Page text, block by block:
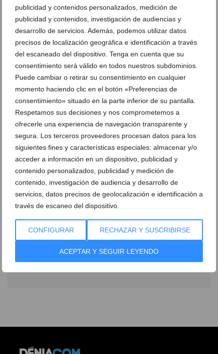
publicidad y contenidos personalizados, medición de
publicidad y contenidos, investigación de audiencias y
desarrollo de servicios. Además, podemos utilizar datos
precisos de localización geográfica e identificación a través
del escaneado del dispositivo. Tenga en cuenta que su
consentimiento será válido en todos nuestros subdominios.
Puede cambiar o retirar su consentimiento en cualquier
momento haciendo clic en el botón «Preferencias de
consentimiento» situado en la parte inferior de su pantalla.
Respetamos sus decisiones y nos comprometemos a
ofrecerle una experiencia de navegación transparente y
segura. Los terceros proveedores procesan datos para los
siguientes fines y características especiales: almacenar y/o
acceder a información en un dispositivo, publicidad y
contenido personalizados, publicidad y medición de
contenido, investigación de audiencia y desarrollo de
servicios, datos precisos de geolocalización e identificación a
través de escaneo del dispositivo.
CONFIGURAR RECHAZAR Y SUSCRIBIRSE
ACEPTAR Y SEGUIR LEYENDO
Ver promociones
Ver sorteos